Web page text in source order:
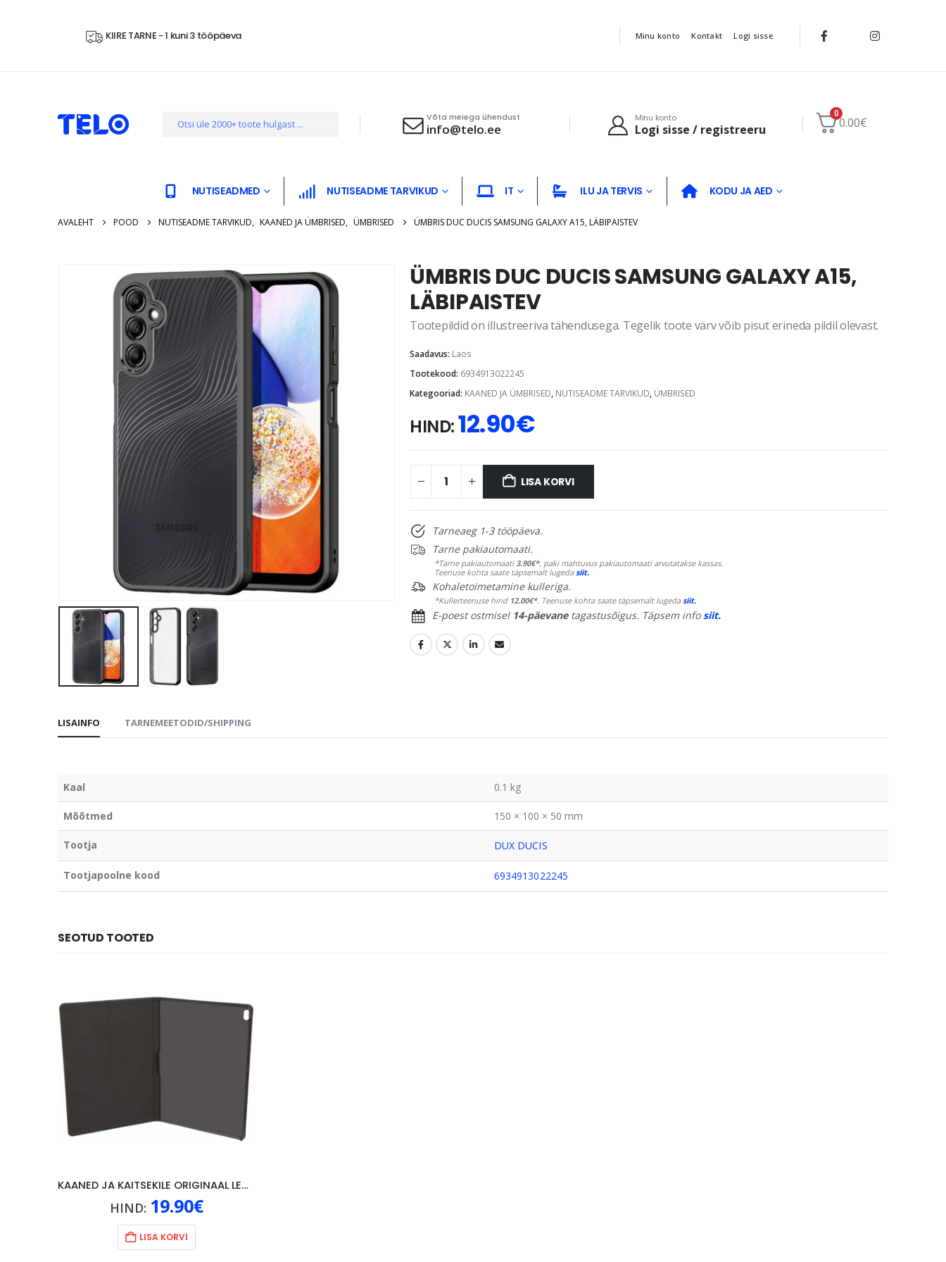
KIIRE TARNE - 1 kuni 3 tööpäeva Minu konto Kontakt Logi sisse
Võta meiega ühendust
info@telo.ee
Minu konto
Logi sisse / registreeru
0
0.00€
NUTISEADMED NUTISEADME TARVIKUD IT ILU JA TERVIS KODU JA AED
AVALEHT POOD NUTISEADME TARVIKUD, KAANED JA ÜMBRISED, ÜMBRISED ÜMBRIS DUC DUCIS SAMSUNG GALAXY A15, LÄBIPAISTEV
ÜMBRIS DUC DUCIS SAMSUNG GALAXY A15,
LÄBIPAISTEV
Tootepildid on illustreeriva tähendusega. Tegelik toote värv võib pisut erineda pildil olevast.
Saadavus: Laos
Tootekood: 6934913022245
Kategooriad: KAANED JA ÜMBRISED, NUTISEADME TARVIKUD, ÜMBRISED
HIND:12.90€
LISA KORVI
Tarneaeg 1-3 tööpäeva.
Tarne pakiautomaati.
*Tarne pakiautomaati3.90€*, paki mahtuvus pakiautomaati arvutatakse kassas.
Teenuse kohta saate täpsemalt lugedasiit.
Kohaletoimetamine kulleriga.
*Kullerteenuse hind 12.00€*. Teenuse kohta saate täpsemalt lugedasiit.
E-poest ostmisel 14-päevanetagastusõigus. Täpsem info siit.
LISAINFO TARNEMEETODID/SHIPPING
Kaal 0.1 kg
Mõõtmed 150 × 100 × 50 mm
Tootja DUX DUCIS
Tootjapoolne kood 6934913022245
SEOTUD TOOTED
KAANED JA KAITSEKILE ORIGINAAL LENOVO P10, MUST
HIND: 19.90€
LISA KORVI